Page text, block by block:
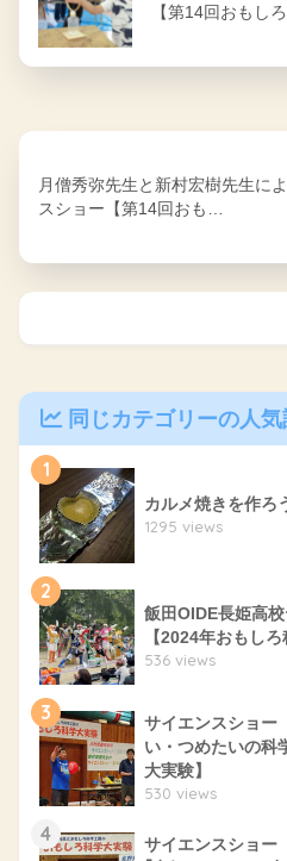
【第14回おもし
月僧秀弥先生と新村宏樹先生に
スショー【第14回おも…
同じカテゴリーの人
1
カルメ焼きを作ろ
1295 views
2
飯田OIDE長姫高
【2024年おもしろ
536 views
3
サイエンスショー
い・つめたいの科
大実験】
530 views
4
サイエンスショー